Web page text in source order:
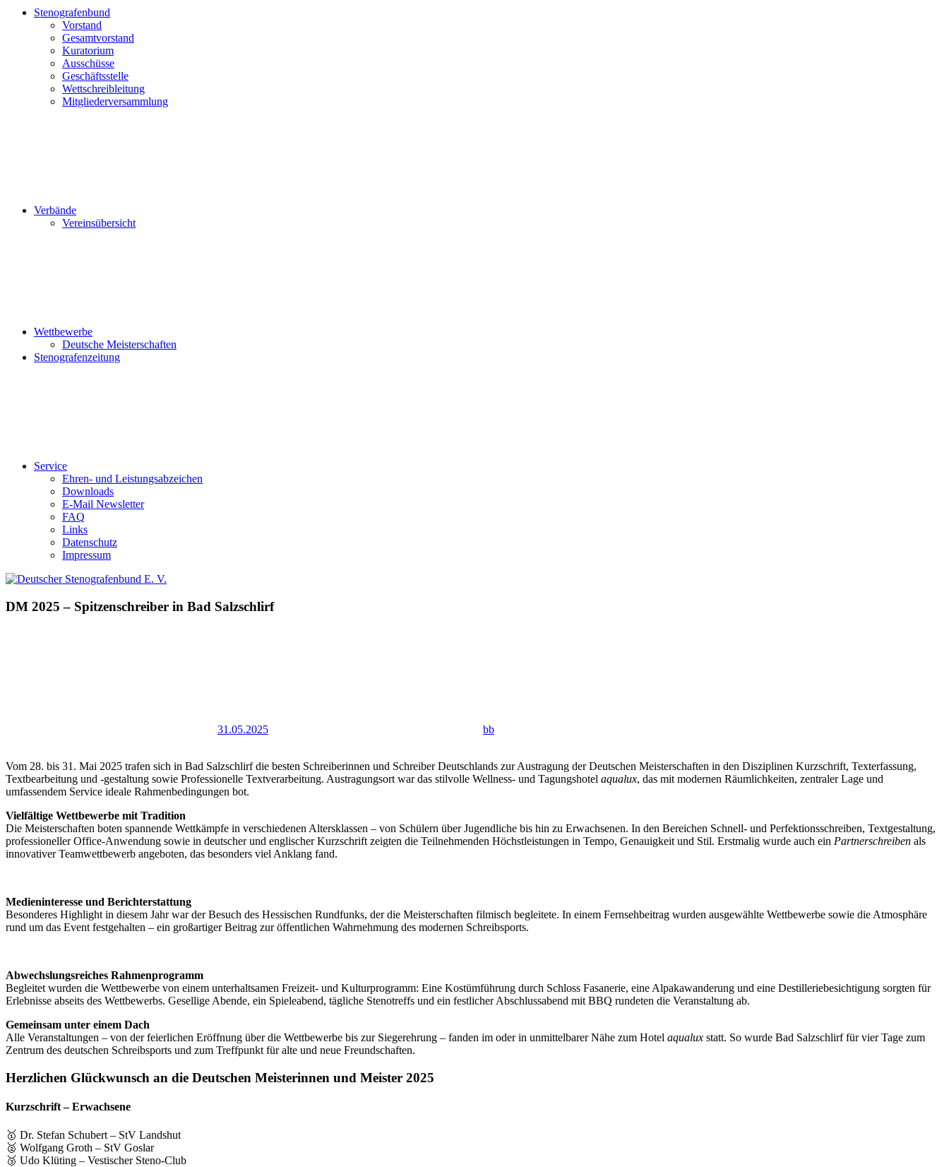
Stenografenbund
Vorstand
Gesamtvorstand
Kuratorium
Ausschüsse
Geschäftsstelle
Wettschreibleitung
Mitgliederversammlung
Verbände
Vereinsübersicht
Wettbewerbe
Deutsche Meisterschaften
Stenografenzeitung
Service
Ehren- und Leistungsabzeichen
Downloads
E-Mail Newsletter
FAQ
Links
Datenschutz
Impressum
DM 2025 – Spitzenschreiber in Bad Salzschlirf
31.05.2025 bb
Vom 28. bis 31. Mai 2025 trafen sich in Bad Salzschlirf die besten Schreiberinnen und Schreiber Deutschlands zur Austragung der Deutschen Meisterschaften in den Disziplinen Kurzschrift, Texterfassung,
Textbearbeitung und -gestaltung sowie Professionelle Textverarbeitung. Austragungsort war das stilvolle Wellness- und Tagungshotel aqualux, das mit modernen Räumlichkeiten, zentraler Lage und
umfassendem Service ideale Rahmenbedingungen bot.
Vielfältige Wettbewerbe mit Tradition
Die Meisterschaften boten spannende Wettkämpfe in verschiedenen Altersklassen – von Schülern über Jugendliche bis hin zu Erwachsenen. In den Bereichen Schnell- und Perfektionsschreiben, Textgestaltung,
professioneller Office-Anwendung sowie in deutscher und englischer Kurzschrift zeigten die Teilnehmenden Höchstleistungen in Tempo, Genauigkeit und Stil. Erstmalig wurde auch ein Partnerschreiben als
innovativer Teamwettbewerb angeboten, das besonders viel Anklang fand.
Medieninteresse und Berichterstattung
Besonderes Highlight in diesem Jahr war der Besuch des Hessischen Rundfunks, der die Meisterschaften filmisch begleitete. In einem Fernsehbeitrag wurden ausgewählte Wettbewerbe sowie die Atmosphäre
rund um das Event festgehalten – ein großartiger Beitrag zur öffentlichen Wahrnehmung des modernen Schreibsports.
Abwechslungsreiches Rahmenprogramm
Begleitet wurden die Wettbewerbe von einem unterhaltsamen Freizeit- und Kulturprogramm: Eine Kostümführung durch Schloss Fasanerie, eine Alpakawanderung und eine Destilleriebesichtigung sorgten für
Erlebnisse abseits des Wettbewerbs. Gesellige Abende, ein Spieleabend, tägliche Stenotreffs und ein festlicher Abschlussabend mit BBQ rundeten die Veranstaltung ab.
Gemeinsam unter einem Dach
Alle Veranstaltungen – von der feierlichen Eröffnung über die Wettbewerbe bis zur Siegerehrung – fanden im oder in unmittelbarer Nähe zum Hotel aqualux statt. So wurde Bad Salzschlirf für vier Tage zum
Zentrum des deutschen Schreibsports und zum Treffpunkt für alte und neue Freundschaften.
Herzlichen Glückwunsch an die Deutschen Meisterinnen und Meister 2025
Kurzschrift – Erwachsene
🥇 Dr. Stefan Schubert – StV Landshut
🥈 Wolfgang Groth – StV Goslar
🥉 Udo Klüting – Vestischer Steno-Club